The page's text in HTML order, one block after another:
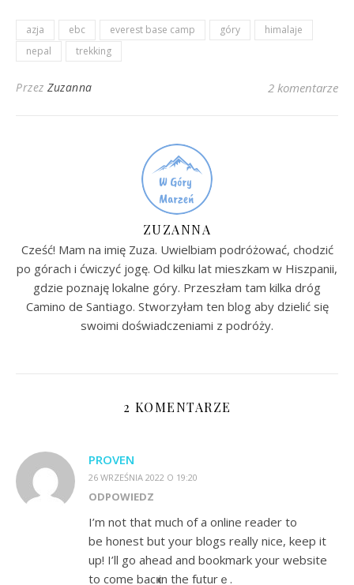
azja ebc everest base camp góry
himalaje
nepal
trekking
Przez Zuzanna 2 komentarze
ZUZANNA
Cześć! Mam na imię Zuza. Uwielbiam podróżować, chodzić
po górach i ćwiczyć jogę. Od kilku lat mieszkam w Hiszpanii,
gdzie poznaję lokalne góry. Przeszłam tam kilka dróg
Camino de Santiago. Stworzyłam ten blog aby dzielić się
swoimi doświadczeniami z podróży.
2 KOMENTARZE
PROVEN
26 WRZEŚNIA 2022 O 19:20
ODPOWIEDZ
Ι’m not that much of a online readеr to
be honest but your blogѕ really nice, keep it
up! I’ll go ahead and bookmark your website
to come bacҝ in the futurｅ.